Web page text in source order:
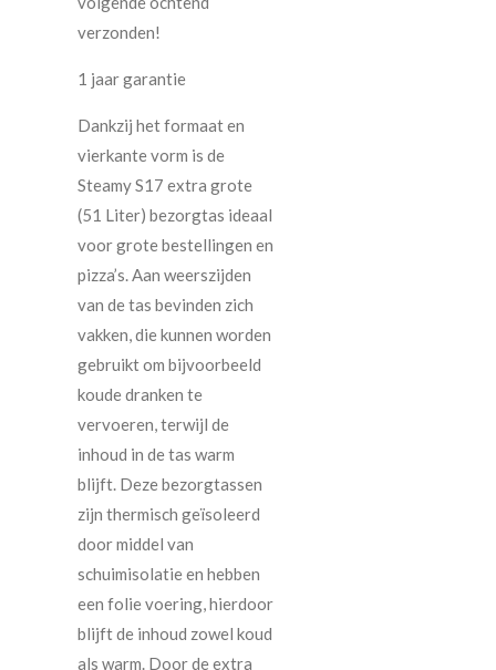
verzonden!
1 jaar garantie
Dankzij het formaat en
vierkante vorm is de
Steamy S17 extra grote
(51 Liter) bezorgtas ideaal
voor grote bestellingen en
pizza’s. Aan weerszijden
van de tas bevinden zich
vakken, die kunnen worden
gebruikt om bijvoorbeeld
koude dranken te
vervoeren, terwijl de
inhoud in de tas warm
blijft. Deze bezorgtassen
zijn thermisch geïsoleerd
door middel van
schuimisolatie en hebben
een folie voering, hierdoor
blijft de inhoud zowel koud
als warm. Door de extra